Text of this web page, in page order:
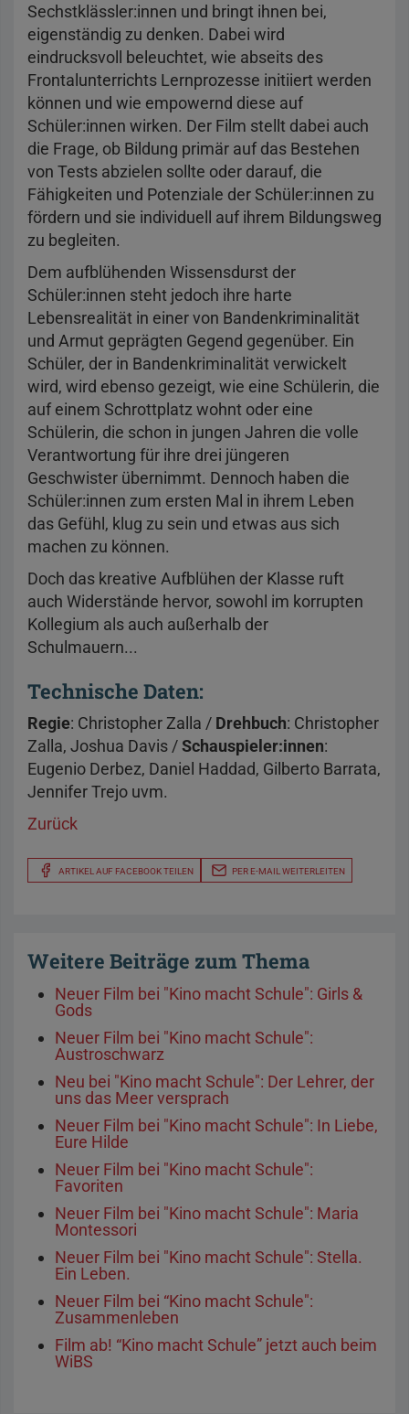
Sechstklässler:innen und bringt ihnen bei,
eigenständig zu denken. Dabei wird
eindrucksvoll beleuchtet, wie abseits des
Frontalunterrichts Lernprozesse initiiert werden
können und wie empowernd diese auf
Schüler:innen wirken. Der Film stellt dabei auch
die Frage, ob Bildung primär auf das Bestehen
von Tests abzielen sollte oder darauf, die
Fähigkeiten und Potenziale der Schüler:innen zu
fördern und sie individuell auf ihrem Bildungsweg
zu begleiten.
Dem aufblühenden Wissensdurst der
Schüler:innen steht jedoch ihre harte
Lebensrealität in einer von Bandenkriminalität
und Armut geprägten Gegend gegenüber. Ein
Schüler, der in Bandenkriminalität verwickelt
wird, wird ebenso gezeigt, wie eine Schülerin, die
auf einem Schrottplatz wohnt oder eine
Schülerin, die schon in jungen Jahren die volle
Verantwortung für ihre drei jüngeren
Geschwister übernimmt. Dennoch haben die
Schüler:innen zum ersten Mal in ihrem Leben
das Gefühl, klug zu sein und etwas aus sich
machen zu können.
Doch das kreative Aufblühen der Klasse ruft
auch Widerstände hervor, sowohl im korrupten
Kollegium als auch außerhalb der
Schulmauern...
Technische Daten:
Regie: Christopher Zalla / Drehbuch: Christopher
Zalla, Joshua Davis /Schauspieler:innen:
Eugenio Derbez, Daniel Haddad, Gilberto Barrata,
Jennifer Trejo uvm.
Zurück
ARTIKEL AUF FACEBOOK TEILEN PER E-MAIL WEITERLEITEN
Weitere Beiträge zum Thema
Neuer Film bei "Kino macht Schule": Girls &
Gods
Neuer Film bei "Kino macht Schule":
Austroschwarz
Neu bei "Kino macht Schule": Der Lehrer, der
uns das Meer versprach
Neuer Film bei "Kino macht Schule": In Liebe,
Eure Hilde
Neuer Film bei "Kino macht Schule":
Favoriten
Neuer Film bei "Kino macht Schule": Maria
Montessori
Neuer Film bei "Kino macht Schule": Stella.
Ein Leben.
Neuer Film bei “Kino macht Schule":
Zusammenleben
Film ab! “Kino macht Schule” jetzt auch beim
WiBS